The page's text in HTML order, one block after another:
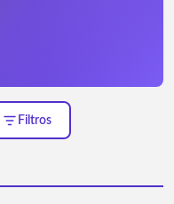
Filtros